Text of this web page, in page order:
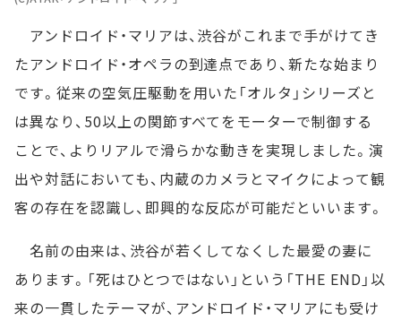
アンドロイド・マリアは、渋谷がこれまで手がけてき
たアンドロイド・オペラの到達点であり、新たな始まり
です。従来の空気圧駆動を用いた「オルタ」シリーズと
は異なり、50以上の関節すべてをモーターで制御する
ことで、よりリアルで滑らかな動きを実現しました。演
出や対話においても、内蔵のカメラとマイクによって観
客の存在を認識し、即興的な反応が可能だといいます。
名前の由来は、渋谷が若くしてなくした最愛の妻に
あります。「死はひとつではない」という「THE END」以
来の一貫したテーマが、アンドロイド・マリアにも受け